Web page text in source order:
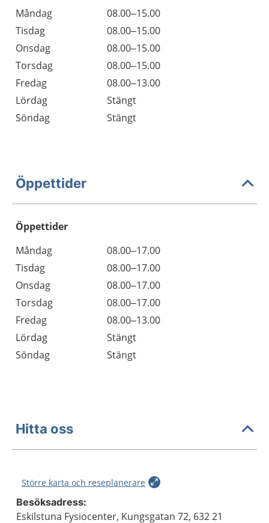
Måndag
08.00–15.00
Tisdag
08.00–15.00
Onsdag
08.00–15.00
Torsdag
08.00–15.00
Fredag
08.00–13.00
Lördag
Stängt
Söndag
Stängt
Öppettider
Öppettider
Dag
Öppettider
Kommentarer
Måndag
08.00–17.00
Tisdag
08.00–17.00
Onsdag
08.00–17.00
Torsdag
08.00–17.00
Fredag
08.00–13.00
Lördag
Stängt
Söndag
Stängt
Hitta oss
Större karta och reseplanerare
Besöksadress:
Eskilstuna Fysiocenter, Kungsgatan 72, 632 21